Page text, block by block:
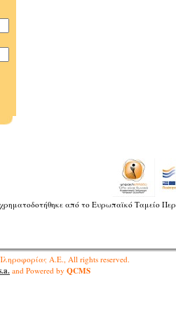
από το Ευρωπαϊκό Ταμείο
Α.Ε., All rights reserved.
and Powered by QCMS